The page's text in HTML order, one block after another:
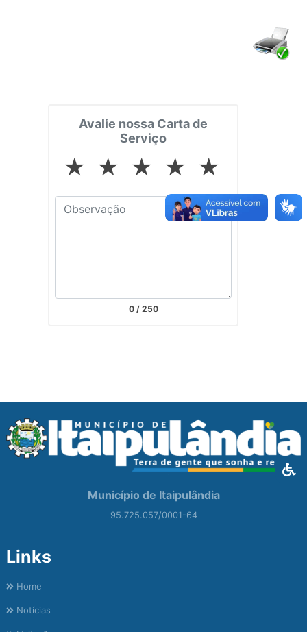
Avalie nossa Carta de
Serviço
★ ★ ★ ★ ★
0/ 250
Município de Itaipulândia
95.725.057/0001-64
Links
Home
Notícias